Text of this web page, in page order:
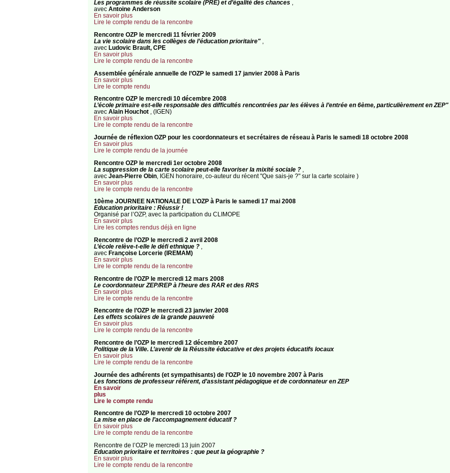
Les programmes de réussite scolaire (PRE) et d’égalité des chances
avec Antoine Anderson
En savoir plus
Lire le compte rendu de la rencontre
Rencontre OZP le mercredi 11 février 2009
La vie scolaire dans les collèges de l’éducation prioritaire"
avec Ludovic Brault, CPE
En savoir plus
Lire le compte rendu de la rencontre
Assemblée générale annuelle de l’OZP le samedi 17 janvier 2008 à Paris
En savoir plus
Lire le compte rendu
Rencontre OZP le mercredi 10 décembre 2008
L’école primaire est-elle responsable des difficultés rencontrées par les élèves à l’entrée en 6ème, particulièrement en ZEP"
avec Alain Houchot
, (IGEN)
En savoir plus
Lire le compte rendu de la rencontre
Journée de réflexion OZP pour les coordonnateurs et secrétaires de réseau à Paris le samedi 18 octobre 2008
En savoir plus
Lire le compte rendu de la journée
Rencontre OZP le mercredi 1er octobre 2008
La suppression de la carte scolaire peut-elle favoriser la mixité sociale ?
avec Jean-Pierre Obin, IGEN honoraire, co-auteur du récent "Que sais-je ?" sur la carte scolaire )
En savoir plus
Lire le compte rendu de la rencontre
10ème JOURNEE NATIONALE DE L’OZP à Paris le samedi 17 mai 2008
Education prioritaire : Réussir !
Organisé par l’OZP, avec la participation du CLIMOPE
En savoir plus
Lire les comptes rendus déjà en ligne
Rencontre de l’OZP le mercredi 2 avril 2008
L’école relève-t-elle le défi ethnique ?
avec Françoise Lorcerie (IREMAM)
En savoir plus
Lire le compte rendu de la rencontre
Rencontre de l’OZP le mercredi 12 mars 2008
Le coordonnateur ZEP/REP à l’heure des RAR et des RRS
En savoir plus
Lire le compte rendu de la rencontre
Rencontre de l’OZP le mercredi 23 janvier 2008
Les effets scolaires de la grande pauvreté
En savoir plus
Lire le compte rendu de la rencontre
Rencontre de l’OZP le mercredi 12 décembre 2007
Politique de la Ville. L’avenir de la Réussite éducative et des projets éducatifs locaux
En savoir plus
Lire le compte rendu de la rencontre
Journée des adhérents (et sympathisants) de l’OZP le 10 novembre 2007 à Paris
Les fonctions de professeur référent, d’assistant pédagogique et de cordonnateur en ZEP
En savoir
plus
Lire le compte rendu
Rencontre de l’OZP le mercredi 10 octobre 2007
La mise en place de l’accompagnement éducatif ?
En savoir plus
Lire le compte rendu de la rencontre
Rencontre de l’OZP le mercredi 13 juin 2007
Education prioritaire et territoires : que peut la géographie ?
En savoir plus
Lire le compte rendu de la rencontre